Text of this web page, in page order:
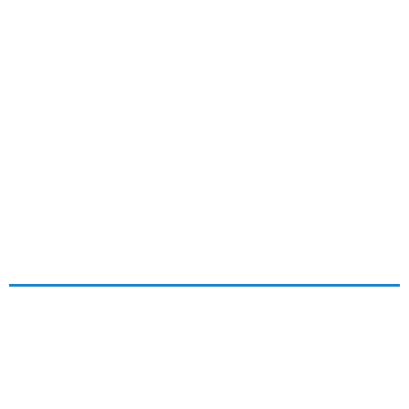
TERRINE D'ORANGE EN GELEE